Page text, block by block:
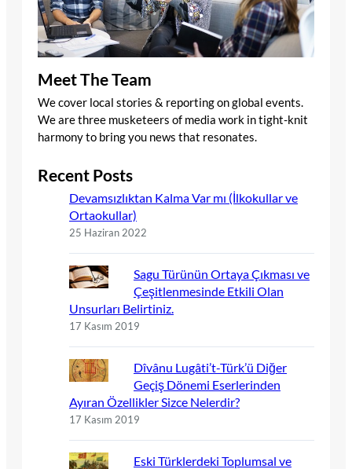
Meet The Team
We cover local stories & reporting on global events.
We are three musketeers of media work in tight-knit
harmony to bring you news that resonates.
Recent Posts
Devamsızlıktan Kalma Var mı (İlkokullar ve
Ortaokullar)
25 Haziran 2022
Sagu Türünün Ortaya Çıkması ve
Çeşitlenmesinde Etkili Olan
Unsurları Belirtiniz.
17 Kasım 2019
Dîvânu Lugâti’t-Türk’ü Diğer
Geçiş Dönemi Eserlerinden
Ayıran Özellikler Sizce Nelerdir?
17 Kasım 2019
Eski Türklerdeki Toplumsal ve